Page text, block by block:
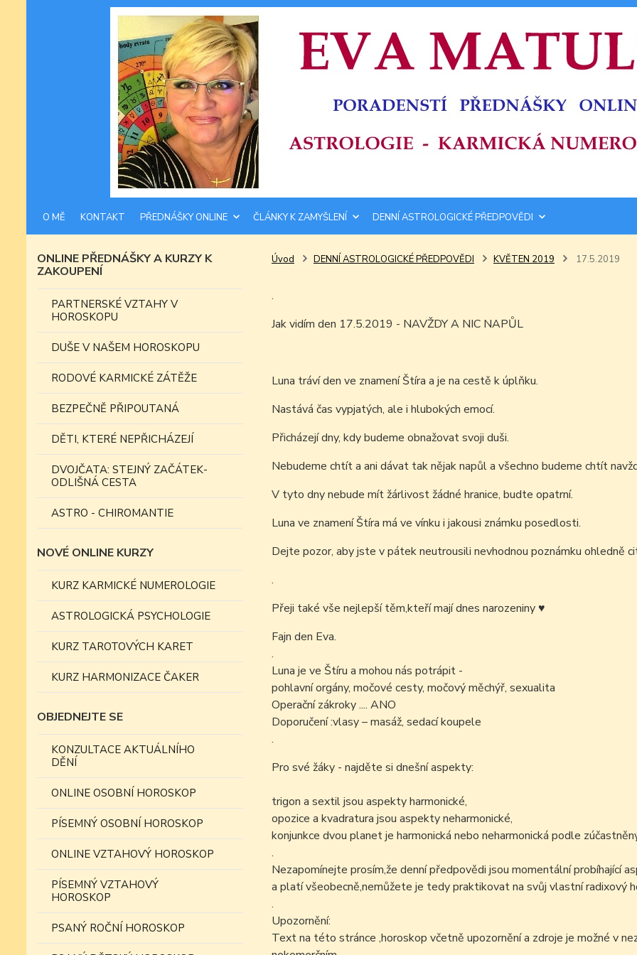
O MĚ KONTAKT PŘEDNÁŠKY ONLINE ČLÁNKY K ZAMYŠLENÍ DENNÍ ASTROLOGICKÉ PŘEDPOVĚDI
ONLINE PŘEDNÁŠKY A KURZY K
ZAKOUPENÍ
PARTNERSKÉ VZTAHY V
HOROSKOPU
DUŠE V NAŠEM HOROSKOPU
RODOVÉ KARMICKÉ ZÁTĚŽE
BEZPEČNĚ PŘIPOUTANÁ
DĚTI, KTERÉ NEPŘICHÁZEJÍ
DVOJČATA: STEJNÝ ZAČÁTEK-
ODLIŠNÁ CESTA
ASTRO - CHIROMANTIE
NOVÉ ONLINE KURZY
KURZ KARMICKÉ NUMEROLOGIE
ASTROLOGICKÁ PSYCHOLOGIE
KURZ TAROTOVÝCH KARET
KURZ HARMONIZACE ČAKER
OBJEDNEJTE SE
KONZULTACE AKTUÁLNÍHO
DĚNÍ
ONLINE OSOBNÍ HOROSKOP
PÍSEMNÝ OSOBNÍ HOROSKOP
ONLINE VZTAHOVÝ HOROSKOP
PÍSEMNÝ VZTAHOVÝ
HOROSKOP
PSANÝ ROČNÍ HOROSKOP
Úvod DENNÍ ASTROLOGICKÉ PŘEDPOVĚDI KVĚTEN 2019 17.5.2019
.
Jak vidím den 17.5.2019 - NAVŽDY A NIC NAPŮL
Luna tráví den ve znamení Štíra a je na cestě k úplňku.
Nastává čas vypjatých, ale i hlubokých emocí.
Přicházejí dny, kdy budeme obnažovat svoji duši.
Nebudeme chtít a ani dávat tak nějak napůl a všechno budeme chtít
V tyto dny nebude mít žárlivost žádné hranice, budte opatrní.
Luna ve znamení Štíra má ve vínku i jakousi známku posedlosti.
Dejte pozor, aby jste v pátek neutrousili nevhodnou poznámku ohledně
.
Přeji také vše nejlepší těm,kteří mají dnes narozeniny♥
Fajn den Eva.
.
Luna je ve Štíru a mohou nás potrápit -
pohlavní orgány, močové cesty, močový měchýř, sexualita
Operační zákroky .... ANO
Doporučení :vlasy – masáž, sedací koupele
.
Pro své žáky - najděte si dnešní aspekty:
trigon a sextil jsou aspekty harmonické,
opozice a kvadratura jsou aspekty neharmonické,
konjunkce dvou planet je harmonická nebo neharmonická podle
.
Nezapomínejte prosím,že denní předpovědi jsou momentální probíhající
a platí všeobecně,nemůžete je tedy praktikovat na svůj vlastní radixový
.
Upozornění:
Text na této stránce ,horoskop včetně upozornění a zdroje je možné v